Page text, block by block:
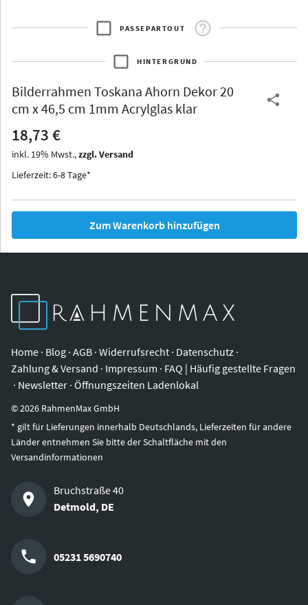
Thurgau
Iowa
PASSEPARTOUT
HINTERGRUND
Bilderrahmen Toskana Ahorn Dekor 20
cm x 46,5 cm 1mm Acrylglas klar
18,73 €
inkl. 19% Mwst.,zzgl. Versand
Lieferzeit: 6-8 Tage*
Zum Warenkorb hinzufügen
Home · Blog · AGB · Widerrufsrecht · Datenschutz ·
Zahlung & Versand · Impressum · FAQ | Häufig gestellte Fragen
· Newsletter · Öffnungszeiten Ladenlokal
©2026 RahmenMax GmbH
* gilt für Lieferungen innerhalb Deutschlands, Lieferzeiten für andere
Länder entnehmen Sie bitte der Schaltfläche mit den
Versandinformationen
Bruchstraße 40
Detmold, DE
05231 5690740